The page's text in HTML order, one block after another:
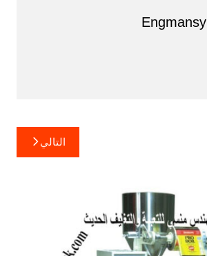
Engmansy
التالي